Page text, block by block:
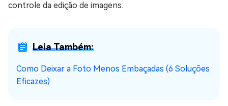
controle da edição de imagens.
Leia Também:
Como Deixar a Foto Menos Embaçadas (6 Soluções
Eficazes)